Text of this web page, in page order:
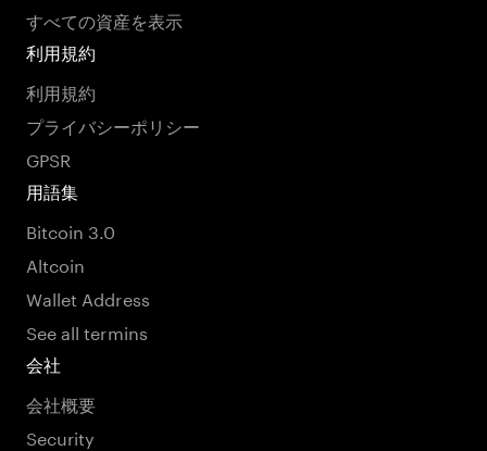
すべての資産を表示
利用規約
利用規約
プライバシーポリシー
GPSR
用語集
Bitcoin 3.0
Altcoin
Wallet Address
See all termins
会社
会社概要
Security